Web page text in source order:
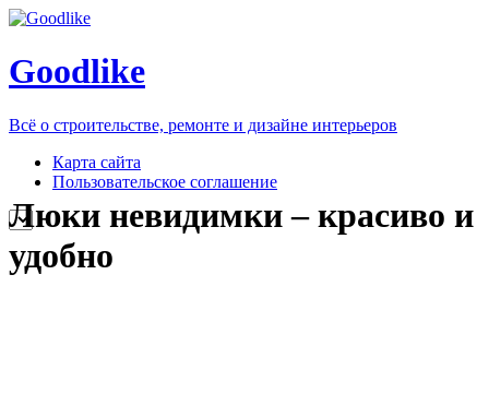
Goodlike
Всё о строительстве, ремонте и дизайне интерьеров
Карта сайта
Пользовательское соглашение
Люки невидимки – красиво и
удобно